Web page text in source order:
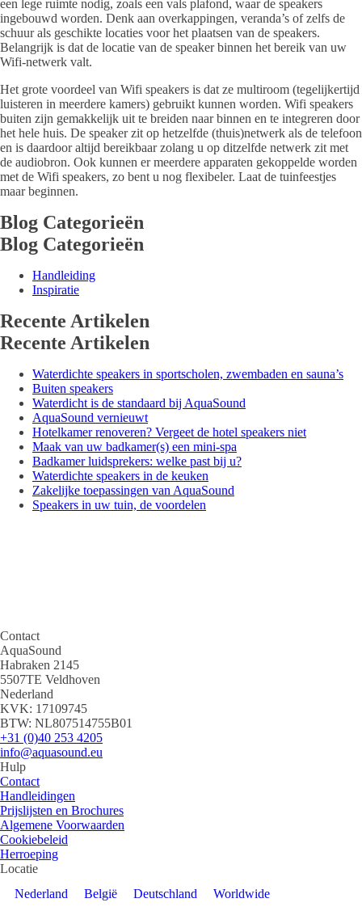
een lege ruimte nodig, zoals een vals plafond, waar de speakers
ingebouwd worden. Denk aan overkappingen, veranda’s of zelfs de
schuur als geschikte locaties voor het plaatsen van de speakers.
Belangrijk is dat de locatie van de speaker binnen het bereik van uw
Wifi-netwerk valt.
Het grote voordeel van Wifi speakers is dat ze multiroom (tegelijkertijd
luisteren in meerdere kamers) gebruikt kunnen worden. Wifi speakers
buiten zijn gemakkelijk uit te breiden naar binnen en te integreren door
het hele huis. De speaker zit op hetzelfde (thuis)netwerk als de telefoon
en is daardoor altijd bereikbaar zolang u op ditzelfde netwerk zit met
de audiobron. Ook kunnen er meerdere apparaten gekoppelde worden
met de Wifi speakers, zo bent u nog flexibeler. Laat de tuinfeestjes
maar beginnen.
Blog Categorieën
Blog Categorieën
Handleiding
Inspiratie
Recente Artikelen
Recente Artikelen
Waterdichte speakers in sportscholen, zwembaden en sauna’s
Buiten speakers
Waterdicht is de standaard bij AquaSound
AquaSound vernieuwt
Hotelkamer renoveren? Vergeet de hotel speakers niet
Maak van uw badkamer(s) een mini-spa
Badkamer luidsprekers: welke past bij u?
Waterdichte speakers in de keuken
Zakelijke toepassingen van AquaSound
Speakers in uw tuin, de voordelen
Contact
AquaSound
Habraken 2145
5507TE Veldhoven
Nederland
KVK: 17109745
BTW: NL807514755B01
+31 (0)40 253 4205
info@aquasound.eu
Hulp
Contact
Handleidingen
Prijslijsten en Brochures
Algemene Voorwaarden
Cookiebeleid
Herroeping
Locatie
Nederland
België Deutschland
Worldwide